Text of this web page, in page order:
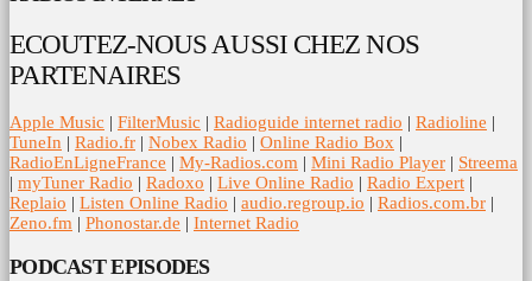
ECOUTEZ-NOUS AUSSI CHEZ NOS
PARTENAIRES
Apple Music | FilterMusic | Radioguide internet radio | Radioline |
TuneIn | Radio.fr | Nobex Radio | Online Radio Box |
RadioEnLigneFrance | My-Radios.com | Mini Radio Player | Streema
| myTuner Radio | Radoxo | Live Online Radio | Radio Expert |
Replaio | Listen Online Radio | audio.regroup.io | Radios.com.br |
Zeno.fm | Phonostar.de | Internet Radio
PODCAST EPISODES